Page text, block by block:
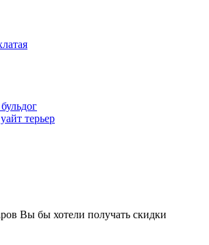
терьер
Вы бы хотели получать скидки